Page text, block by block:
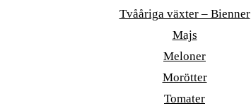
Tvååriga växter – Bienner
Majs
Meloner
Morötter
Tomater